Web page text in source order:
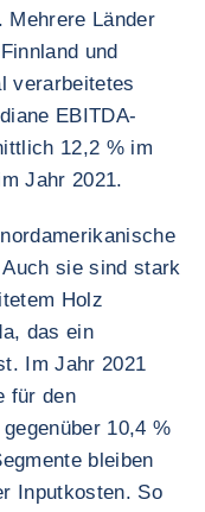
Länder
und
verarbeitetes
EBITDA-
12,2 % im
Jahr 2021.
sie sind stark
Holz
das ein
Im Jahr 2021
für den
10,4 %
bleiben
Inputkosten. So